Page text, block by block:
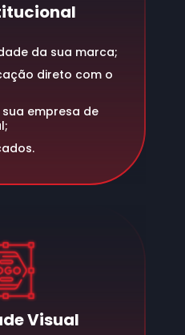
da sua marca;
direto com o
empresa de
Visual